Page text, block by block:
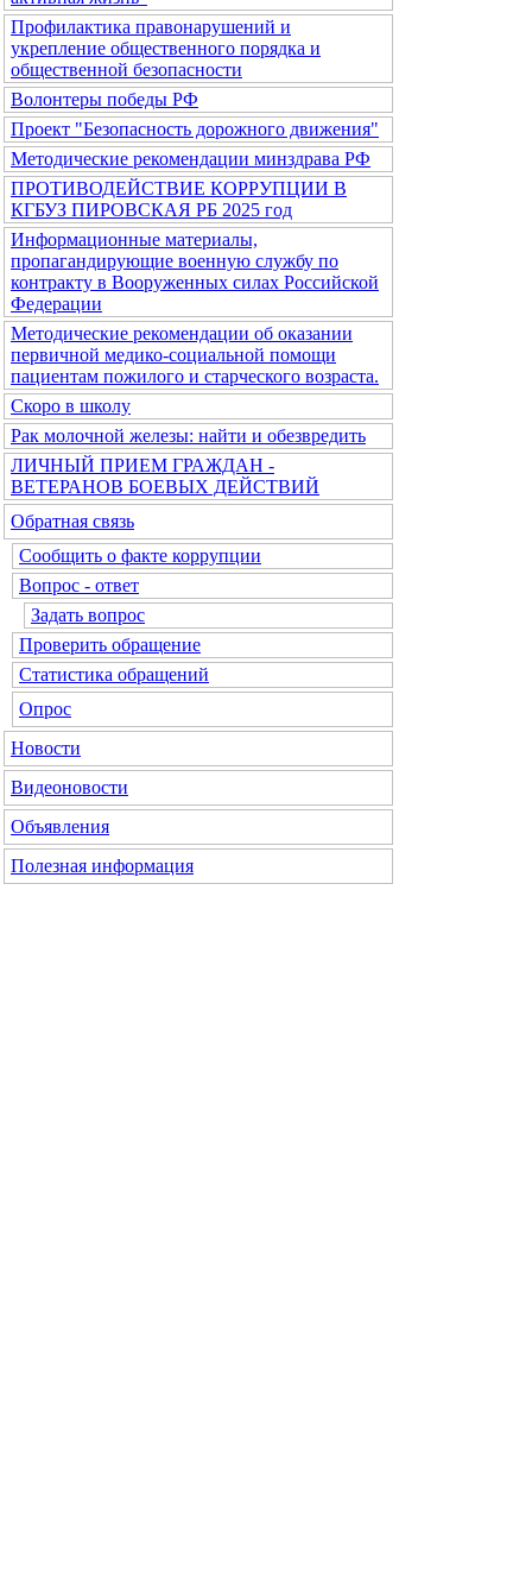
Профилактика правонарушений и
укрепление общественного порядка и
общественной безопасности
Волонтеры победы РФ
Проект "Безопасность дорожного движения"
Методические рекомендации минздрава РФ
ПРОТИВОДЕЙСТВИЕ КОРРУПЦИИ В
КГБУЗ ПИРОВСКАЯ РБ 2025 год
Информационные материалы,
пропагандирующие военную службу по
контракту в Вооруженных силах Российской
Федерации
Методические рекомендации об оказании
первичной медико-социальной помощи
пациентам пожилого и старческого возраста.
Скоро в школу
Рак молочной железы: найти и обезвредить
ЛИЧНЫЙ ПРИЕМ ГРАЖДАН -
ВЕТЕРАНОВ БОЕВЫХ ДЕЙСТВИЙ
Обратная связь
Сообщить о факте коррупции
Вопрос - ответ
Задать вопрос
Проверить обращение
Статистика обращений
Опрос
Новости
Видеоновости
Объявления
Полезная информация